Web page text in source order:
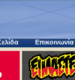
Επικοινωνία